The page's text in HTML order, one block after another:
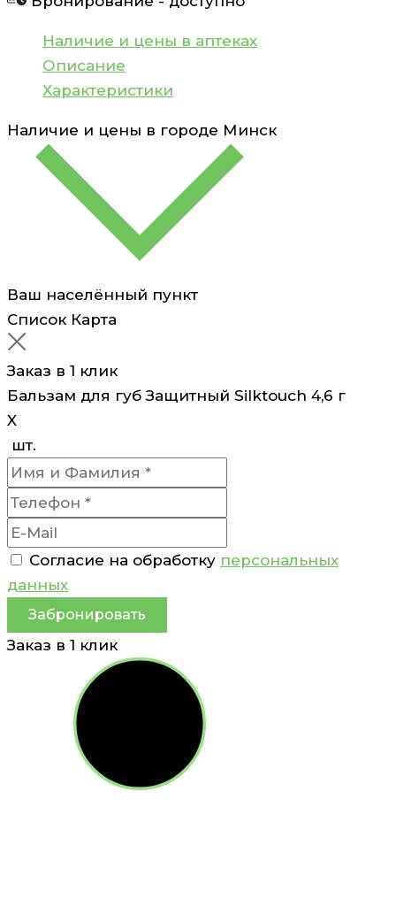
Silktouch
Наличие и цены в аптеках
Описание
Характеристики
Наличие и цены в городе Минск
Ваш населённый пункт
Список Карта
Заказ в 1 клик
Бальзам для губ Защитный Silktouch 4,6 г
X
шт.
Согласие на обработку персональных
данных
Забронировать
Заказ в 1 клик